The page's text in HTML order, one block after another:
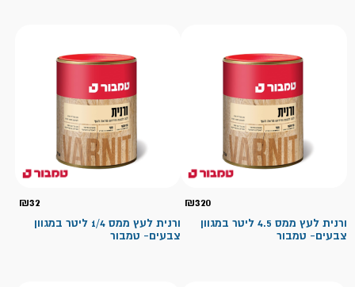
₪320
ורנית לעץ ממס 4.5 ליטר במגוון
צבעים- טמבור
₪32
ורנית לעץ ממס 1/4 ליטר במגוון
צבעים- טמבור